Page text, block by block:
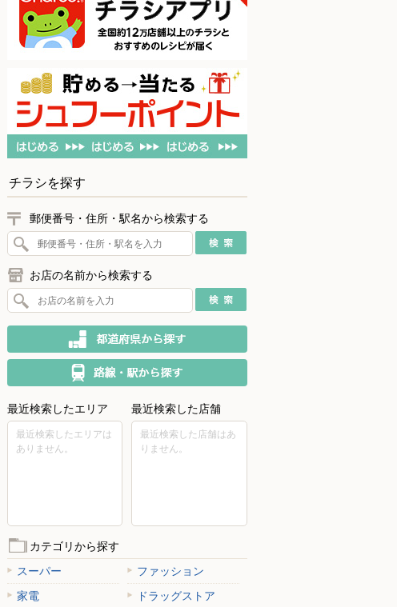
チラシを探す
郵便番号・住所・駅名から検索する
お店の名前から検索する
最近検索したエリア
最近検索したエリアは
ありません。
最近検索した店舗
最近検索した店舗はあ
りません。
カテゴリから探す
スーパー
ファッション
家電
ドラッグストア